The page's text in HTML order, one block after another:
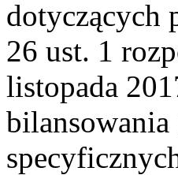
dotyczących
26 ust. 1
listopada